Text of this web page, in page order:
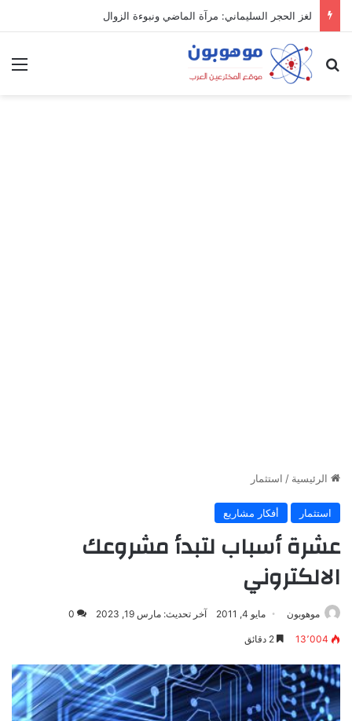
لغز الحجر السليماني: مرآة الماضي ونبوءة الزوال
بحث عن
الرئيسية / استثمار
استثمار أفكار مشاريع
عشرة أسباب لتبدأ مشروعك
الالكتروني
موهوبون مايو 4, 2011 آخر تحديث: مارس 19, 2023 0
13٬004